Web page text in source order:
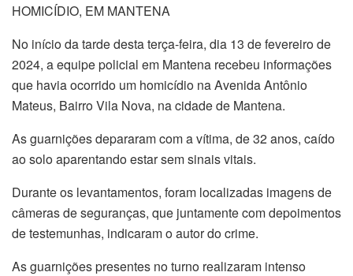
HOMICÍDIO, EM MANTENA
No início da tarde desta terça-feira, dia 13 de fevereiro de
2024, a equipe policial em Mantena recebeu informações
que havia ocorrido um homicídio na Avenida Antônio
Mateus, Bairro Vila Nova, na cidade de Mantena.
As guarnições depararam com a vítima, de 32 anos, caído
ao solo aparentando estar sem sinais vitais.
Durante os levantamentos, foram localizadas imagens de
câmeras de seguranças, que juntamente com depoimentos
de testemunhas, indicaram o autor do crime.
As guarnições presentes no turno realizaram intenso